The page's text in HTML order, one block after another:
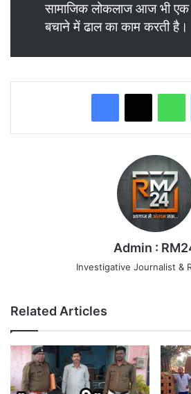
सामाजिक लोकलाज आज भी एक
बचाने में ढाल का काम करती है।
Admin :
Investigative Journalist &
Related Articles